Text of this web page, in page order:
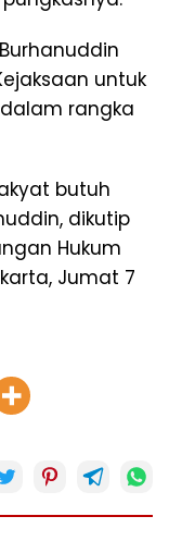
untuk
rangka
butuh
dikutip
Hukum
Jumat 7